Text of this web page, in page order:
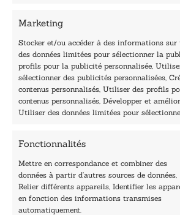
Marketing
Stocker et/ou accéder à des informations
des données limitées pour sélectionner la
profils pour la publicité personnalisée,
sélectionner des publicités personnalisées,
contenus personnalisés, Utiliser des profils
contenus personnalisés, Développer et
Utiliser des données limitées pour
Fonctionnalités
Mettre en correspondance et combiner des
données à partir d’autres sources de données,
Relier différents appareils, Identifier les
en fonction des informations transmises
automatiquement.
Horaires du standard
De mardi à vendredi :
9h - 12h et 13h30 - 16h30
Lundi, samedi et dimanche : fermé
Navigation
Accueil
Les Plumes du Lys Bleu
Prix sciences humaines et sociales
Nos collections
Nos auteurs
Catalogue